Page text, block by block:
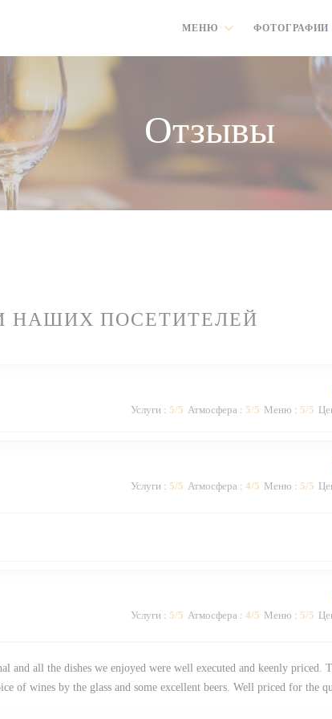
МЕНЮ ФОТОГРАФИИ
Отзывы
НАШИХ ПОСЕТИТЕЛЕЙ
Услуги : 5/5 Атмосфера : 5/5 Меню : 5/5
Услуги : 5/5 Атмосфера : 4/5 Меню : 5/5
Услуги : 5/5 Атмосфера : 4/5 Меню : 5/5
and all the dishes we enjoyed were well executed and keenly priced.
of wines by the glass and some excellent beers. Well priced for the